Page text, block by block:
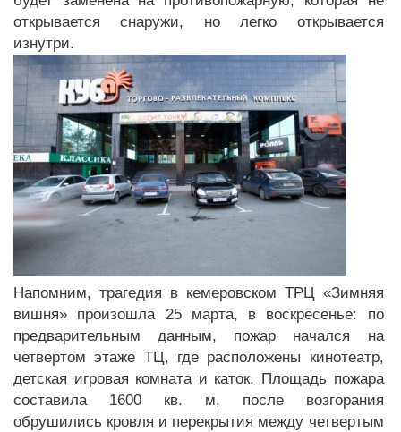
открывается снаружи, но легко открывается
изнутри.
Напомним, трагедия в кемеровском ТРЦ «Зимняя
вишня» произошла 25 марта, в воскресенье: по
предварительным данным, пожар начался на
четвертом этаже ТЦ, где расположены кинотеатр,
детская игровая комната и каток. Площадь пожара
составила 1600 кв. м, после возгорания
обрушились кровля и перекрытия между четвертым